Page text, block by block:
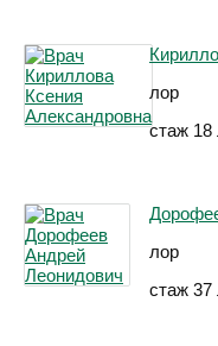
лор
стаж 18
лор
стаж 37